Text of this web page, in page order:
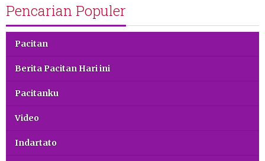
Pencarian Populer
Pacitan
Berita Pacitan Hari ini
Pacitanku
Video
Indartato